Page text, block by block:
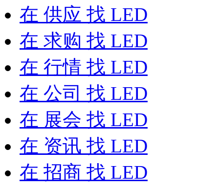
在 供应 找 LED
在 求购 找 LED
在 行情 找 LED
在 公司 找 LED
在 展会 找 LED
在 资讯 找 LED
在 招商 找 LED